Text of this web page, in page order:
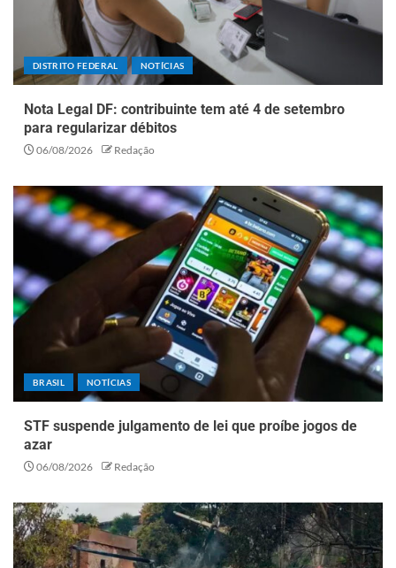
DISTRITO FEDERAL NOTÍCIAS
Nota Legal DF: contribuinte tem até 4 de setembro
para regularizar débitos
06/08/2026 Redação
BRASIL NOTÍCIAS
STF suspende julgamento de lei que proíbe jogos de
azar
06/08/2026 Redação